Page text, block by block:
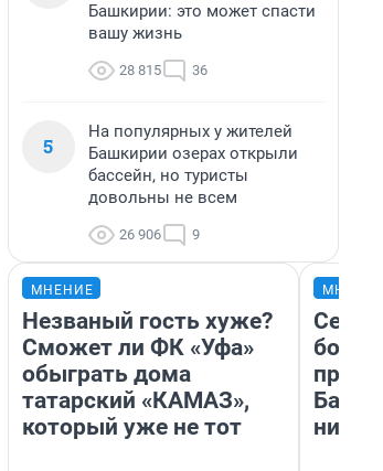
Башкирии: это может спасти
вашу жизнь
28 815 36
5
На популярных у жителей
Башкирии озерах открыли
бассейн, но туристы
довольны не всем
26 906 9
МНЕНИЕ
Незваный гость хуже?
Сможет ли ФК «Уфа»
обыграть дома
татарский «КАМАЗ»,
который уже не тот
них